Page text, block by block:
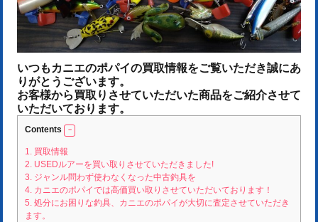
いつもカニエのポパイの買取情報をご覧いただき誠にあ
りがとうございます。
お客様から買取りさせていただいた商品をご紹介させて
いただいております。
Contents
1. 買取情報
2. USEDルアーを買い取りさせていただきました!
3. ジャンル問わず使わなくなった中古釣具を
4. カニエのポパイでは高価買い取りさせていただいております！
5. 処分にお困りな釣具、カニエのポパイが大切に査定させていただき
ます。